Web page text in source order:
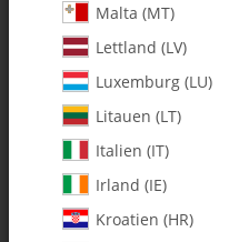
Malta (MT)
Lettland (LV)
Luxemburg (LU)
Litauen (LT)
Italien (IT)
Irland (IE)
Kroatien (HR)